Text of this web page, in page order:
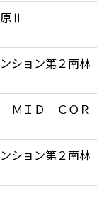
Ⅱ
ション第２南林
ＭＩＤ ＣＯＲ
ション第２南林